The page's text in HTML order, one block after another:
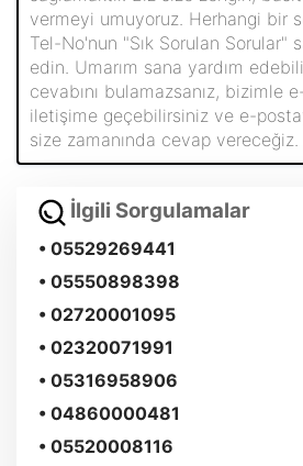
vermeyi umuyoruz. Herhangi bir
Tel-No'nun "Sık Sorulan Sorular"
edin. Umarım sana yardım
cevabını bulamazsanız, bizimle
iletişime geçebilirsiniz ve e-
size zamanında cevap vereceğiz.
İlgili Sorgulamalar
• 05529269441
• 05550898398
• 02720001095
• 02320071991
• 05316958906
• 04860000481
• 05520008116